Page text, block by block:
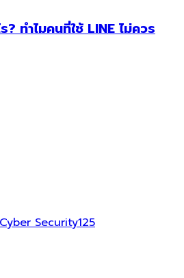
ทำไมคนที่ใช้ LINE ไม่ควร
Security125